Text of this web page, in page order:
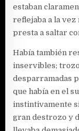
estaban
reflejaba a la vez
presta a saltar
Había también
inservibles;
desparramadas
que había en el
instintivamente
gran destrozo y